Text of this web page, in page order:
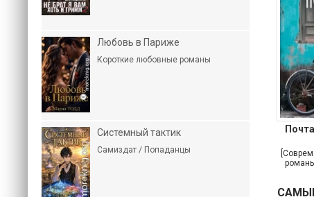
Любовь в Париже
Короткие любовные романы
Системный тактик
Самиздат / Попаданцы